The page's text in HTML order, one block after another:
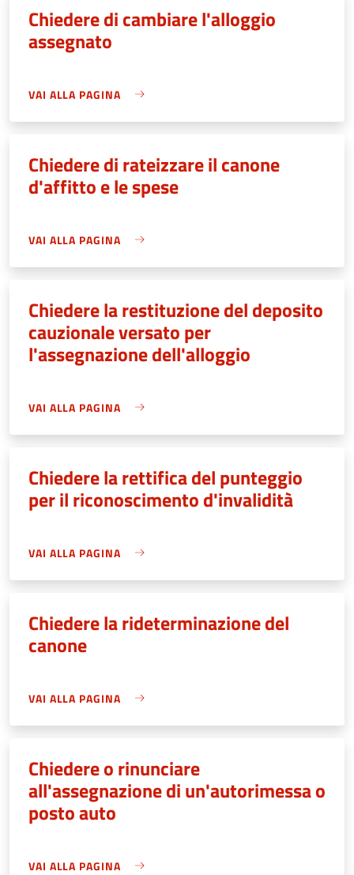
Chiedere di cambiare l'alloggio
assegnato
VAI ALLA PAGINA
Chiedere di rateizzare il canone
d'affitto e le spese
VAI ALLA PAGINA
Chiedere la restituzione del deposito
cauzionale versato per
l'assegnazione dell'alloggio
VAI ALLA PAGINA
Chiedere la rettifica del punteggio
per il riconoscimento d'invalidità
VAI ALLA PAGINA
Chiedere la rideterminazione del
canone
VAI ALLA PAGINA
Chiedere o rinunciare
all'assegnazione di un'autorimessa o
posto auto
VAI ALLA PAGINA